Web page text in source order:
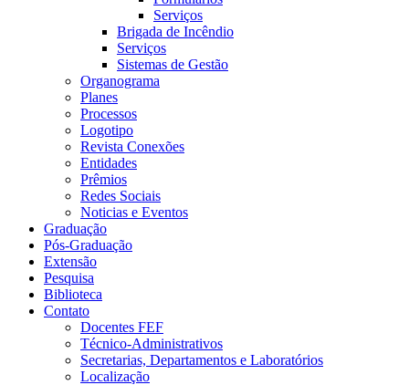
Serviços
Brigada de Incêndio
Serviços
Sistemas de Gestão
Organograma
Planes
Processos
Logotipo
Revista Conexões
Entidades
Prêmios
Redes Sociais
Noticias e Eventos
Graduação
Pós-Graduação
Extensão
Pesquisa
Biblioteca
Contato
Docentes FEF
Técnico-Administrativos
Secretarias, Departamentos e Laboratórios
Localização